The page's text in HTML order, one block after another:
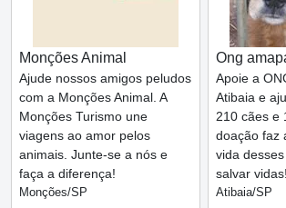
Monções Animal
Ajude nossos amigos peludos
com a Monções Animal. A
Monções Turismo une
viagens ao amor pelos
animais. Junte-se a nós e
faça a diferença!
Monções/SP
Ong
Apoie a
Atibaia e
210 cães e
doação faz
vida
salvar vidas!
Atibaia/SP